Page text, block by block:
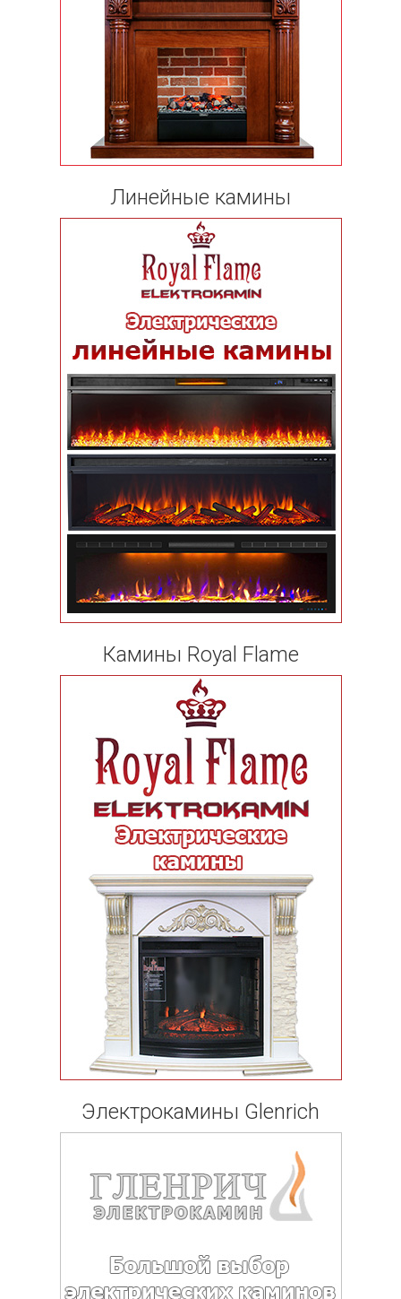
Линейные камины
Камины Royal Flame
Электрокамины Glenrich